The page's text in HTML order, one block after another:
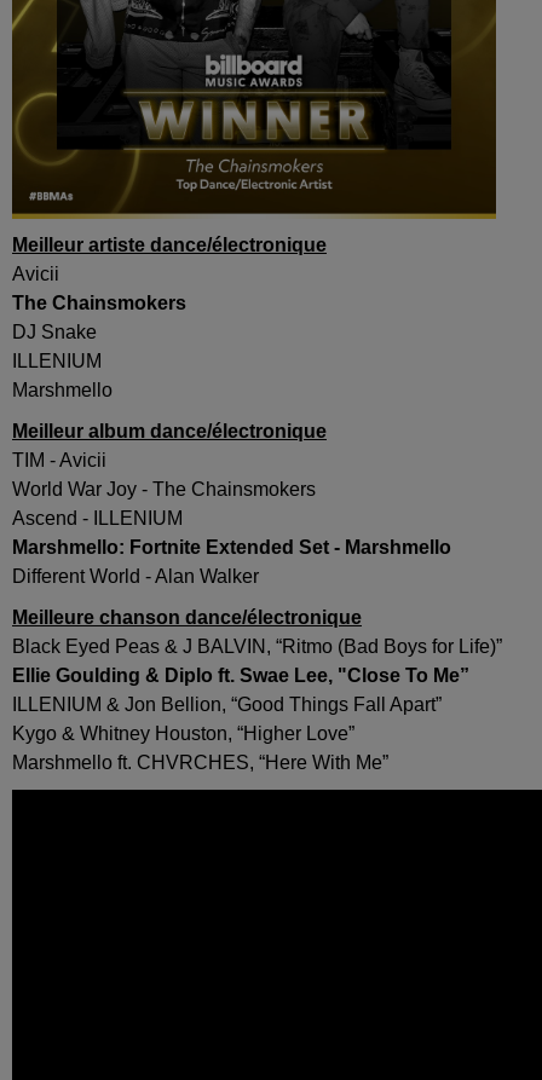
Meilleur artiste dance/électronique
Avicii
The Chainsmokers
DJ Snake
ILLENIUM
Marshmello
Meilleur album dance/électronique
TIM - Avicii
World War Joy - The Chainsmokers
Ascend - ILLENIUM
Marshmello: Fortnite Extended Set - Marshmello
Different World - Alan Walker
Meilleure chanson dance/électronique
Black Eyed Peas & J BALVIN, “Ritmo (Bad Boys for Life)”
Ellie Goulding & Diplo ft. Swae Lee, "Close To Me”
ILLENIUM & Jon Bellion, “Good Things Fall Apart”
Kygo & Whitney Houston, “Higher Love”
Marshmello ft. CHVRCHES, “Here With Me”